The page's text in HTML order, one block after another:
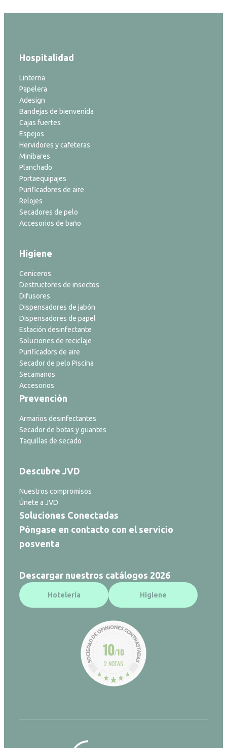
Hospitalidad
Linterna
Papelera
Adesign
Bandejas de bienvenida
Cajas fuertes
Espejos
Hervidores y cafeteras
Minibares
Planchado
Portaequipajes
Purificadores de aire
Relojes
Secadores de pelo
Accesorios de baño
Higiene
Ceniceros
Destructores de insectos
Difusores
Dispensadores de jabón
Dispensadores de papel
Estación desinfectante
Soluciones de reciclaje
Purificadors de aire
Secador de pelo Piscina
Secamanos
Accesorios
Prevención
Armarios desinfectantes
Secador de botas y guantes
Taquillas de secado
Descubre JVD
Nuestros compromisos
Únete a JVD
Soluciones Conectadas
Póngase en contacto con el servicio
posventa
Descargar nuestros catálogos 2026
Hotelería Higiene
10/10
2 NOTAS